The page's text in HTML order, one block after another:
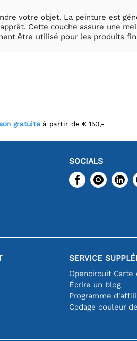
votre objet. La peinture est
Cette couche assure une
être utilisé pour les produits
gratuiteà partir de € 150,-
SOCIALS
SERVICE
Opencircuit Carte
Écrire un blog
Programme
Codage couleur